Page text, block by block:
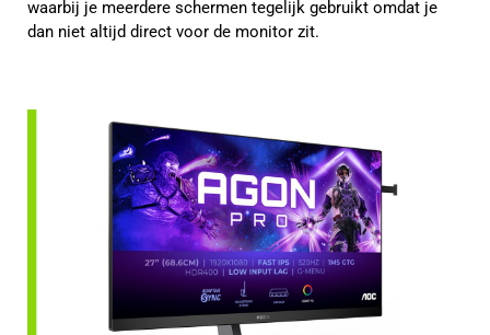
waarbij je meerdere schermen tegelijk gebruikt omdat je
dan niet altijd direct voor de monitor zit.